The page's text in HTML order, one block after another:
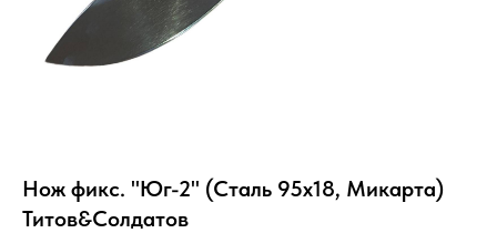
Нож фикс. "Юг-2" (Сталь 95х18, Микарта)
Титов&Солдатов